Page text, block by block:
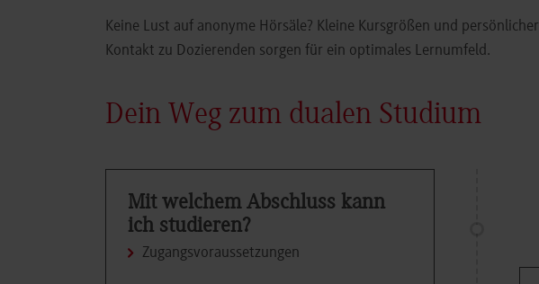
Keine Lust auf anonyme Hörsäle? Kleine Kursgrößen und persönlicher
Kontakt zu Dozierenden sorgen für ein optimales Lernumfeld.
Dein Weg zum dualen Studium
Mit welchem Abschluss kann
ich studieren?
Zugangsvoraussetzungen